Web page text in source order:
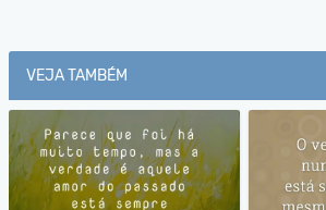
VEJA TAMBÉM